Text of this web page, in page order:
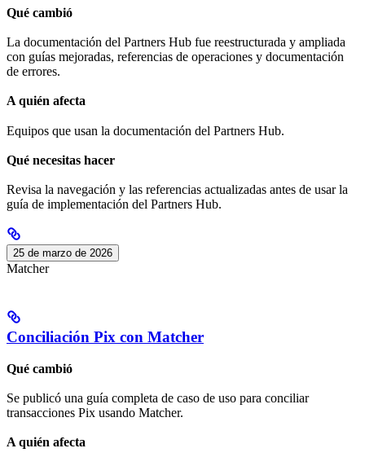
Qué cambió
La documentación del Partners Hub fue reestructurada y ampliada
con guías mejoradas, referencias de operaciones y documentación
de errores.
A quién afecta
Equipos que usan la documentación del Partners Hub.
Qué necesitas hacer
Revisa la navegación y las referencias actualizadas antes de usar la
guía de implementación del Partners Hub.
25 de marzo de 2026
Matcher
Conciliación Pix con Matcher
Qué cambió
Se publicó una guía completa de caso de uso para conciliar
transacciones Pix usando Matcher.
A quién afecta